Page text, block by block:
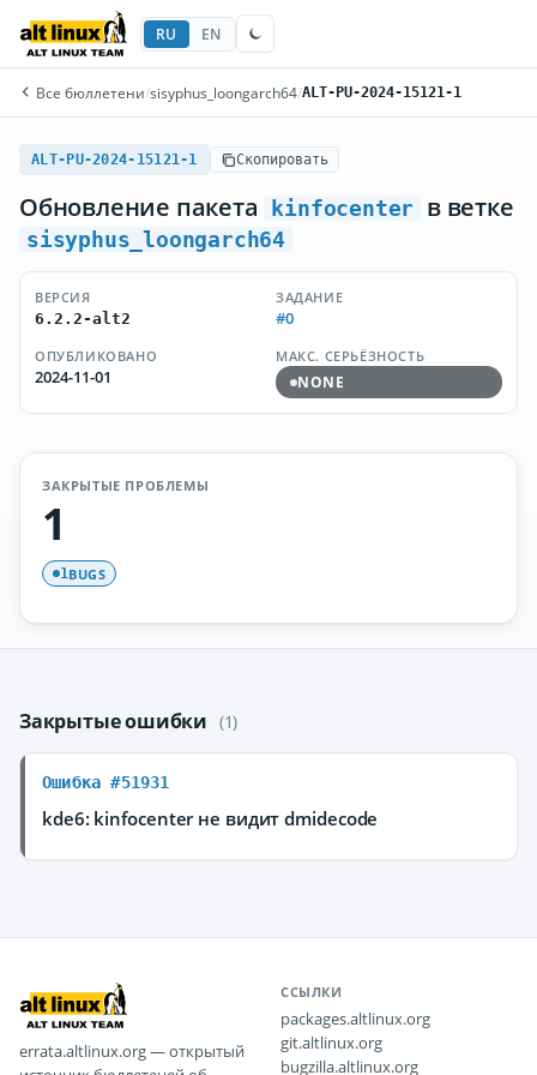
RU EN
Все бюллетени/sisyphus_loongarch64/ALT-PU-2024-15121-1
ALT-PU-2024-15121-1 Скопировать
Обновление пакета kinfocenter в ветке
sisyphus_loongarch64
ВЕРСИЯ
6.2.2-alt2
ЗАДАНИЕ
#0
ОПУБЛИКОВАНО
2024-11-01
МАКС. СЕРЬЁЗНОСТЬ
NONE
ЗАКРЫТЫЕ ПРОБЛЕМЫ
1
1BUGS
Закрытые ошибки (1)
Ошибка #51931
kde6: kinfocenter не видит dmidecode
errata.altlinux.org — открытый
ССЫЛКИ
packages.altlinux.org
git.altlinux.org
bugzilla.altlinux.org